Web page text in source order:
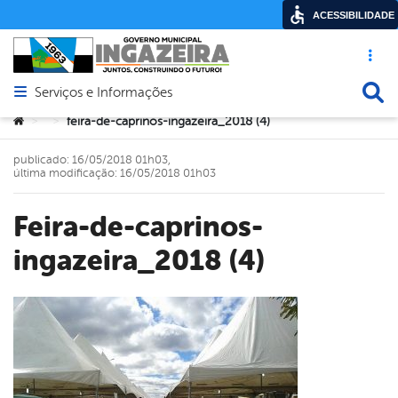
Acesso
Abrir menu principal de navegação
Serviços e Informações
Você está aqui:
> > feira-de-caprinos-ingazeira_2018 (4)
feira-de-caprinos-
ingazeira_2018 (4)
publicado: 16/05/2018 01h03,
última modificação: 16/05/2018 01h03
ACESSIBILIDADE